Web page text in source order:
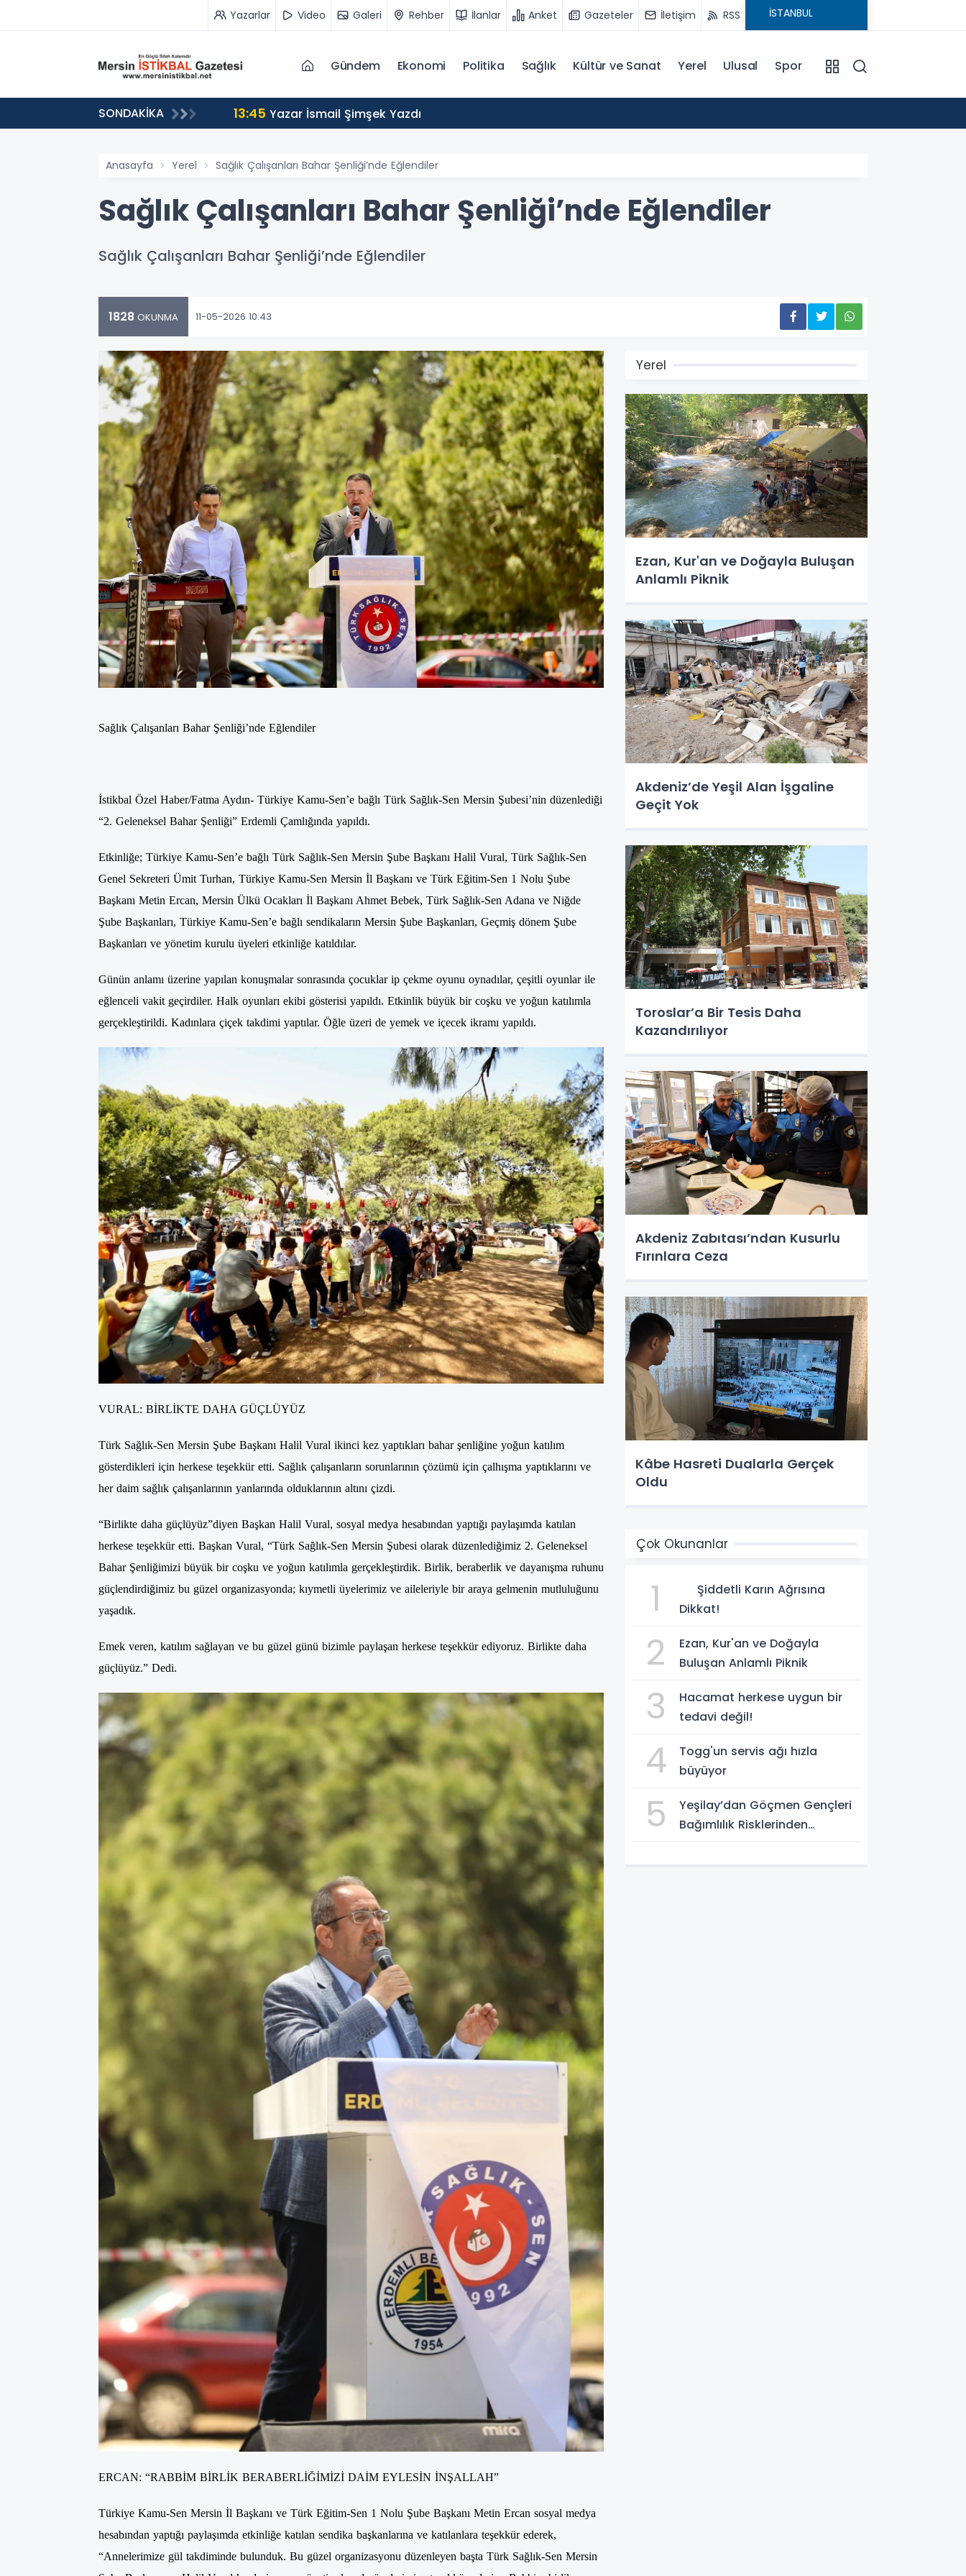
Yazarlar Video Galeri Rehber İlanlar Anket Gazeteler İletişim RSS
Gündem Ekonomi Politika Sağlık Kültür ve Sanat Yerel Ulusal Spor
SONDAKİKA
Yolculuğuna Uğurladı 13:45 Yazar İsmail Şimşek Yazdı
Anasayfa Yerel Sağlık Çalışanları Bahar Şenliği’nde Eğlendiler
Sağlık Çalışanları Bahar Şenliği’nde Eğlendiler
Sağlık Çalışanları Bahar Şenliği’nde Eğlendiler
1828 OKUNMA 11-05-2026 10:43
Sağlık Çalışanları Bahar Şenliği’nde Eğlendiler
İstikbal Özel Haber/Fatma Aydın- Türkiye Kamu-Sen’e bağlı Türk Sağlık-Sen Mersin Şubesi’nin düzenlediği
“2. Geleneksel Bahar Şenliği” Erdemli Çamlığında yapıldı.
Etkinliğe; Türkiye Kamu-Sen’e bağlı Türk Sağlık-Sen Mersin Şube Başkanı Halil Vural, Türk Sağlık-Sen
Genel Sekreteri Ümit Turhan, Türkiye Kamu-Sen Mersin İl Başkanı ve Türk Eğitim-Sen 1 Nolu Şube
Başkanı Metin Ercan, Mersin Ülkü Ocakları İl Başkanı Ahmet Bebek, Türk Sağlık-Sen Adana ve Niğde
Şube Başkanları, Türkiye Kamu-Sen’e bağlı sendikaların Mersin Şube Başkanları, Geçmiş dönem Şube
Başkanları ve yönetim kurulu üyeleri etkinliğe katıldılar.
Günün anlamı üzerine yapılan konuşmalar sonrasında çocuklar ip çekme oyunu oynadılar, çeşitli oyunlar ile
eğlenceli vakit geçirdiler. Halk oyunları ekibi gösterisi yapıldı. Etkinlik büyük bir coşku ve yoğun katılımla
gerçekleştirildi. Kadınlara çiçek takdimi yaptılar. Öğle üzeri de yemek ve içecek ikramı yapıldı.
VURAL: BİRLİKTE DAHA GÜÇLÜYÜZ
Türk Sağlık-Sen Mersin Şube Başkanı Halil Vural ikinci kez yaptıkları bahar şenliğine yoğun katılım
gösterdikleri için herkese teşekkür etti. Sağlık çalışanların sorunlarının çözümü için çalhışma yaptıklarını ve
her daim sağlık çalışanlarının yanlarında olduklarının altını çizdi.
“Birlikte daha güçlüyüz”diyen Başkan Halil Vural, sosyal medya hesabından yaptığı paylaşımda katılan
herkese teşekkür etti. Başkan Vural, “Türk Sağlık-Sen Mersin Şubesi olarak düzenlediğimiz 2. Geleneksel
Bahar Şenliğimizi büyük bir coşku ve yoğun katılımla gerçekleştirdik. Birlik, beraberlik ve dayanışma ruhunu
güçlendirdiğimiz bu güzel organizasyonda; kıymetli üyelerimiz ve aileleriyle bir araya gelmenin mutluluğunu
yaşadık.
Emek veren, katılım sağlayan ve bu güzel günü bizimle paylaşan herkese teşekkür ediyoruz. Birlikte daha
güçlüyüz.” Dedi.
ERCAN: “RABBİM BİRLİK BERABERLİĞİMİZİ DAİM EYLESİN İNŞALLAH”
Türkiye Kamu-Sen Mersin İl Başkanı ve Türk Eğitim-Sen 1 Nolu Şube Başkanı Metin Ercan sosyal medya
hesabından yaptığı paylaşımda etkinliğe katılan sendika başkanlarına ve katılanlara teşekkür ederek,
“Annelerimize gül takdiminde bulunduk. Bu güzel organizasyonu düzenleyen başta Türk Sağlık-Sen Mersin
Yerel
Ezan, Kur'an ve Doğayla Buluşan
Anlamlı Piknik
Akdeniz’de Yeşil Alan İşgaline
Geçit Yok
Toroslar’a Bir Tesis Daha
Kazandırılıyor
Akdeniz Zabıtası’ndan Kusurlu
Fırınlara Ceza
Kâbe Hasreti Dualarla Gerçek
Oldu
Çok Okunanlar
1
Şiddetli Karın Ağrısına
Dikkat!
2
Ezan, Kur'an ve Doğayla
Buluşan Anlamlı Piknik
3
Hacamat herkese uygun bir
tedavi değil!
4
Togg'un servis ağı hızla
büyüyor
5
Yeşilay’dan Göçmen Gençleri
Bağımlılık Risklerinden